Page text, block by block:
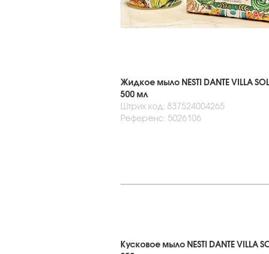
Жидкое мыло NESTI DANTE VILLA
500 мл
Штрих код: 837524004265
Референс: 5026106
Кусковое мыло NESTI DANTE VILLA